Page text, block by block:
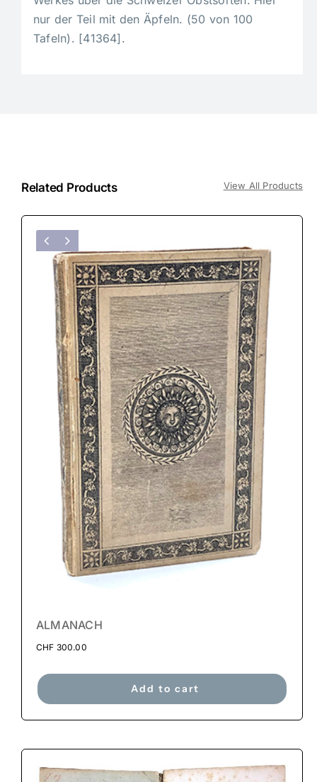
nur der Teil mit den Äpfeln. (50 von 100
Tafeln). [41364].
Related Products View All Products
ALMANACH
CHF 300.00
Add to cart